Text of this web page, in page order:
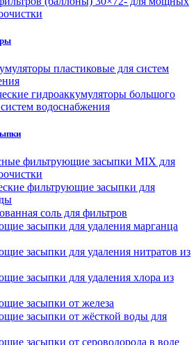
пластиковые для систем
гидроаккумуляторы большого
водоснабжения
фильтрующие засыпки MIX для
фильтрующие засыпки для
соль для фильтров
засыпки для удаления марганца
засыпки для удаления нитратов из
засыпки для удаления хлора из
засыпки от железа
засыпки от жёсткой воды для
засыпки от сероводорода в воде